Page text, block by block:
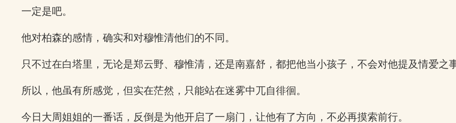
一定是吧。
他对柏森的感情，确实和对穆惟清他们的不同。
只不过在白塔里，无论是郑云野、穆惟清，还是南嘉舒，都把他当小孩子，不会对他提及情爱之
所以，他虽有所感觉，但实在茫然，只能站在迷雾中兀自徘徊。
今日大周姐姐的一番话，反倒是为他开启了一扇门，让他有了方向，不必再摸索前行。